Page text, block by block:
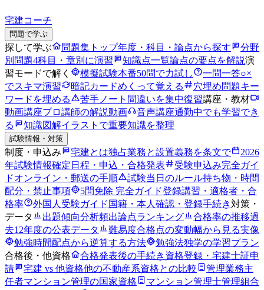
宅建コーチ
問題で学ぶ
探して学ぶ 問題集トップ年度・科目・論点から探す
分野
別問題4科目・章別に演習 知識点一覧論点の要点を解説演
習モードで解く
模擬試験本番50問で力試し 一問一答○×
でスキマ演習
暗記カードめくって覚える 穴埋め問題キー
ワードを埋める
苦手ノート 間違いを集中復習講座・教材
動画講座プロ講師の解説動画 音声講座通勤中でも学習でき
る
知識図解イラストで重要知識を整理
試験情報・対策
制度・申込み 宅建とは独占業務と設置義務を条文で
2026
年試験情報確定日程・申込・合格発表
受験申込み完全ガイ
ドオンライン・郵送の手順 試験当日のルール持ち物・時間
配分・禁止事項
5問免除 完全ガイド登録講習・適格者・合
格率
外国人受験ガイド 国籍・本人確認・登録手続き対策・
データ
出題傾向分析頻出論点ランキング 合格率の推移過
去12年度の公表データ
難易度合格点の変動幅から見る実像
勉強時間配点から逆算する方法 勉強法独学の学習プラン
合格後・他資格
合格発表後の手続き 資格登録・宅建士証申
請
宅建 vs 他資格他の不動産系資格との比較
管理業務主
任者マンション管理の国家資格 マンション管理士管理組合